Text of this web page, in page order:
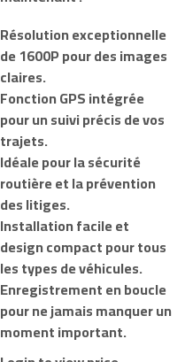
Résolution exceptionnelle
de 1600P pour des images
claires.
Fonction GPS intégrée
pour un suivi précis de vos
trajets.
Idéale pour la sécurité
routière et la prévention
des litiges.
Installation facile et
design compact pour tous
les types de véhicules.
Enregistrement en boucle
pour ne jamais manquer un
moment important.